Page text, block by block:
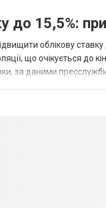
до 15,5%:
облікову
що очікується
за даними